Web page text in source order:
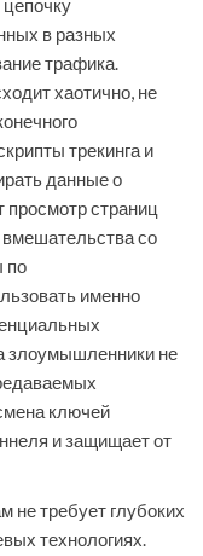
в разных
трафика.
хаотично, не
трекинга и
данные о
просмотр страниц
со
по
именно
злоумышленники не
ключей
и защищает от
не требует глубоких
технологиях.